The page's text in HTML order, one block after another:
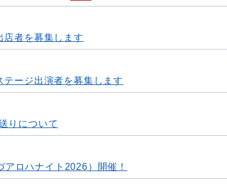
店者を募集します
ージ出演者を募集します
りについて
ロハナイト2026）開催！